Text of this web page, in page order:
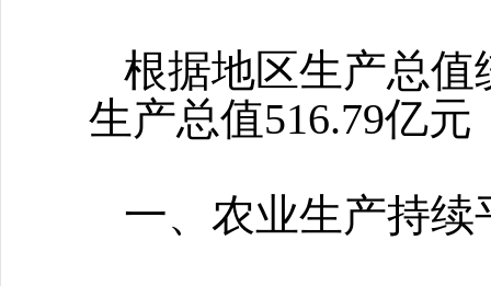
根据地区生产总
生产总值516.79亿
一、农业生产持